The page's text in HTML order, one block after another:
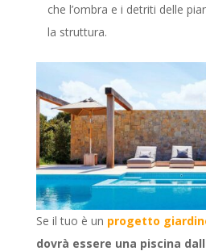
che l’ombra e i detriti delle
la struttura.
Se il tuo è un progetto
dovrà essere una piscina